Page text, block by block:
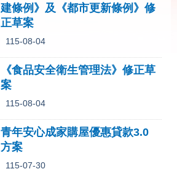
建條例》及《都市更新條例》修
正草案
115-08-04
《食品安全衛生管理法》修正草
案
115-08-04
青年安心成家購屋優惠貸款3.0
方案
115-07-30